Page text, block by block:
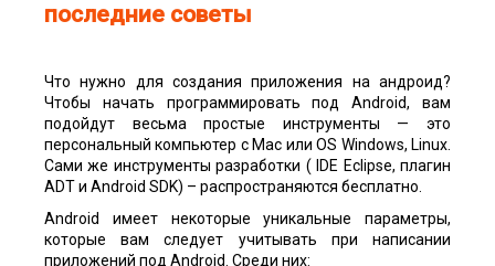
последние советы
Что нужно для создания приложения на андроид?
Чтобы начать программировать под Android, вам
подойдут весьма простые инструменты — это
персональный компьютер с Mac или OS Windows, Linux.
Сами же инструменты разработки ( IDE Eclipse, плагин
ADT и Android SDK) – распространяются бесплатно.
Android имеет некоторые уникальные параметры,
которые вам следует учитывать при написании
приложений под Android. Среди них: